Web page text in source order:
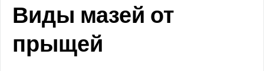
Виды мазей от
прыщей